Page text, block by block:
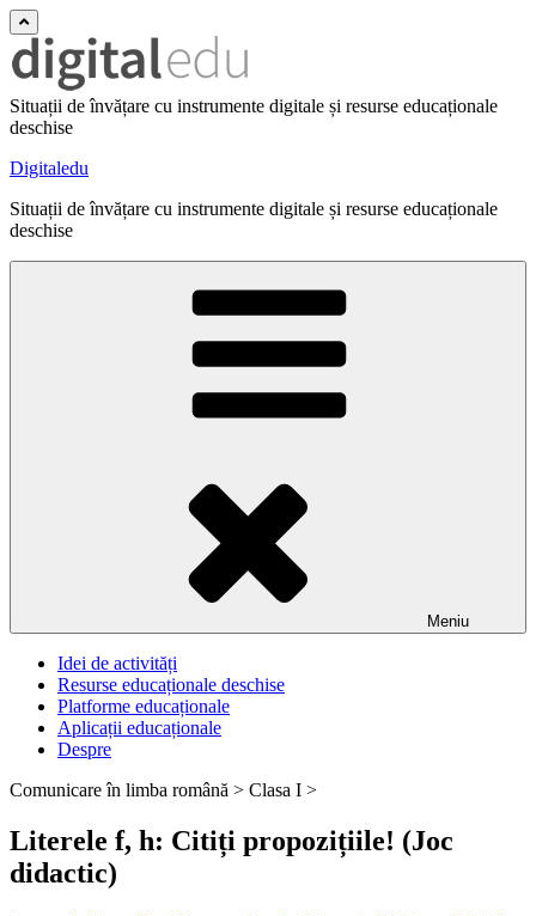
Situații de învățare cu instrumente digitale și resurse educaționale
deschise
Digitaledu
Situații de învățare cu instrumente digitale și resurse educaționale
deschise
Meniu
Idei de activități
Resurse educaționale deschise
Platforme educaționale
Aplicații educaționale
Despre
Comunicare în limba română > Clasa I >
Literele f, h: Citiți propozițiile! (Joc
didactic)